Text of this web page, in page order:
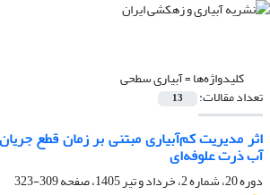
کلیدواژه‌ها =آبیاری سطحی
تعداد مقالات: 13
اثر مدیریت کم‌آبیاری مبتنی بر زمان قطع
آب ذرت علوفه‌ای
دوره 20، شماره 2، خرداد و تیر 1405، صفحه
309-323